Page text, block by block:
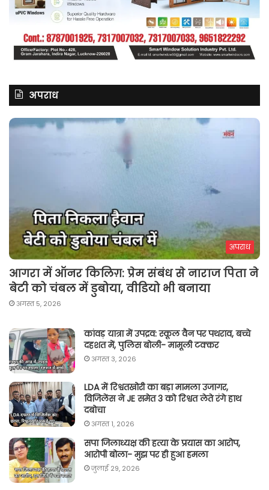
अपराध
अपराध
आगरा में ऑनर किलिग़: प्रेम संबंध से नाराज पिता ने
बेटी को चंबल में डुबोया, वीडियो भी बनाया
अगस्त 5, 2026
कांवड़ यात्रा में उपद्रव: स्कूल वैन पर पथराव, बच्चे
दहशत में, पुलिस बोली- मामूली टक्कर
अगस्त 3, 2026
LDA में रिश्वतखोरी का बड़ा मामला उजागर,
विजिलेंस ने JE समेत 3 को रिश्वत लेते रंगे हाथ
दबोचा
अगस्त 1, 2026
सपा जिलाध्यक्ष की हत्या के प्रयास का आरोप,
आरोपी बोला- मुझ पर ही हुआ हमला
जुलाई 29, 2026